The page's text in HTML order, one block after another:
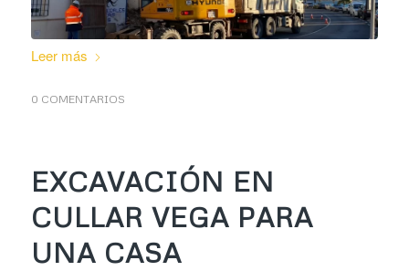
Leer más
0 COMENTARIOS
EXCAVACIÓN EN
CULLAR VEGA PARA
UNA CASA